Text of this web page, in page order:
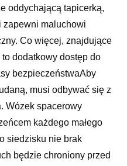
oddychającą tapicerką,
zapewni maluchowi
Co więcej, znajdujące
dodatkowy dostęp do
bezpieczeństwaAby
musi odbywać się z
Wózek spacerowy
każdego małego
siedzisku nie brak
będzie chroniony przed